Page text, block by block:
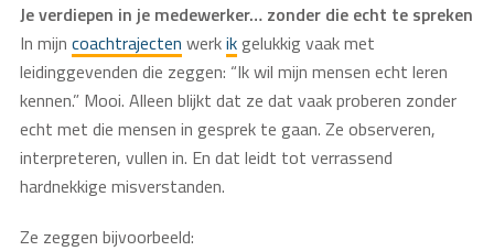
Je verdiepen in je medewerker… zonder die echt te spreken
In mijn coachtrajecten werkikgelukkig vaak met
leidinggevenden die zeggen: “Ik wil mijn mensen echt leren
kennen.” Mooi. Alleen blijkt dat ze dat vaak proberen zonder
echt met die mensen in gesprek te gaan. Ze observeren,
interpreteren, vullen in. En dat leidt tot verrassend
hardnekkige misverstanden.
Ze zeggen bijvoorbeeld: